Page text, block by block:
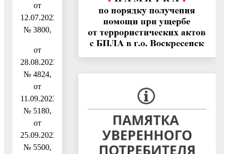
от
12.07.2023
№ 3800,
от
28.08.2023
№ 4824,
от
11.09.2023
№ 5180,
от
25.09.2023
№ 5500,